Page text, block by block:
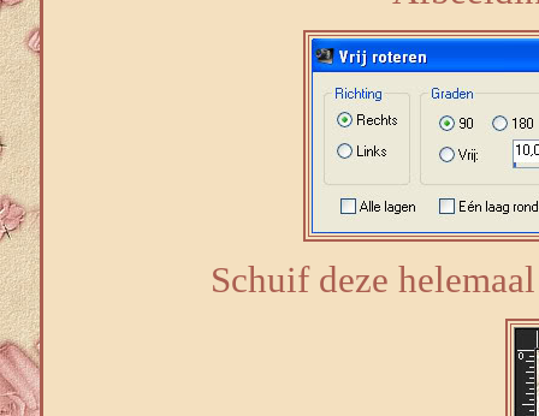
Schuif deze